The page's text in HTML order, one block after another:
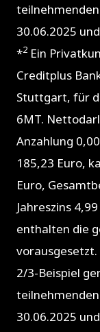
30.06.2025
*2 Ein
Creditplus
Stuttgart, für
6MT.
Anzahlung
185,23 Euro,
Euro,
Jahreszins
enthalten die
vorausgesetzt.
2/3-Beispiel
30.06.2025